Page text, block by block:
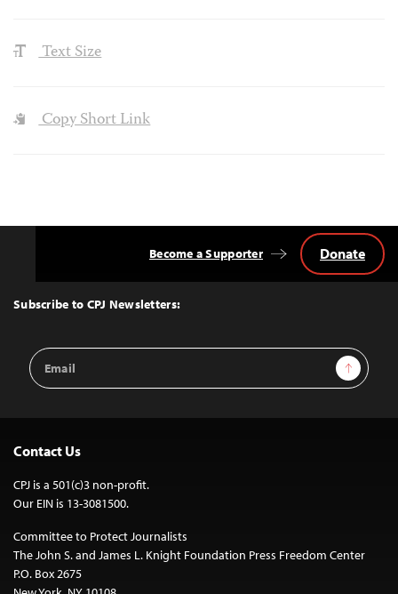
Text Size
Copy Short Link
Top
Subscribe to CPJ Newsletters:
Email
Address
Sign Up
Become a Supporter Donate
Contact Us
CPJ is a 501(c)3 non-profit.
Our EIN is 13-3081500.
Committee to Protect Journalists
The John S. and James L. Knight Foundation Press Freedom Center
P.O. Box 2675